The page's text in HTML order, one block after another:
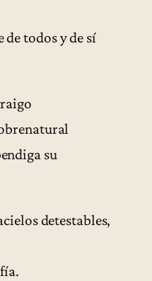
todos y de sí
su
detestables,